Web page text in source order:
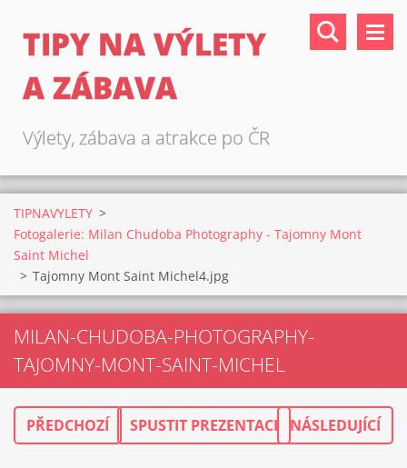
TIPY NA VÝLETY
A ZÁBAVA
Výlety, zábava a atrakce po ČR
TIPNAVYLETY >
Fotogalerie: Milan Chudoba Photography - Tajomny Mont
Saint Michel
> Tajomny Mont Saint Michel4.jpg
MILAN-CHUDOBA-PHOTOGRAPHY-
TAJOMNY-MONT-SAINT-MICHEL
PŘEDCHOZÍ SPUSTIT PREZENTACI NÁSLEDUJÍCÍ